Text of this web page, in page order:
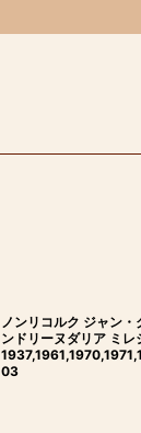
ノンリコルク ジャン
ンドリーヌダリア ミレ
03